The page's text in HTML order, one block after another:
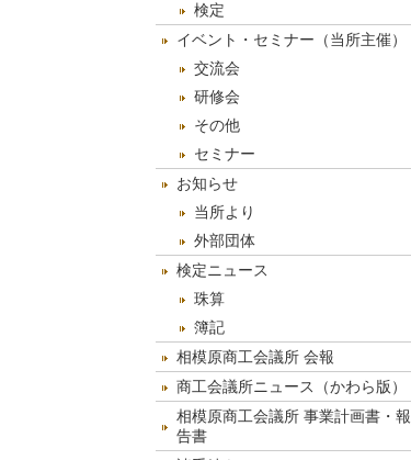
検定
イベント・セミナー（当所主催）
交流会
研修会
その他
セミナー
お知らせ
当所より
外部団体
検定ニュース
珠算
簿記
相模原商工会議所 会報
商工会議所ニュース（かわら版）
相模原商工会議所 事業計画書・報
告書